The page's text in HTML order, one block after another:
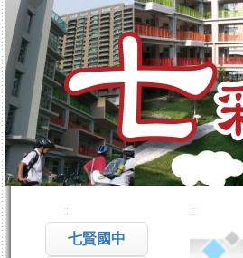
:::
七賢國中
:::